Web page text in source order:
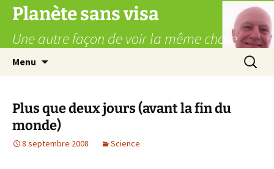
Aller
contenu
Planète sans visa
Une autre façon de voir la même chose
Menu
Plus que deux jours (avant la fin du
monde)
8 septembre 2008 Science